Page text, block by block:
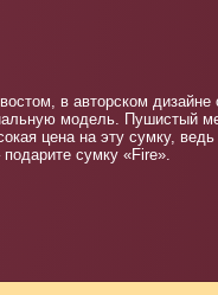
в авторском дизайне
модель. Пушистый
цена на эту сумку, ведь
сумку «Fire».